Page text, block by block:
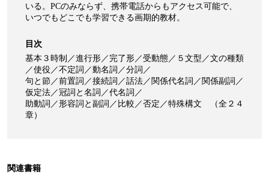
いる。 PCのみならず、携帯電話からもアクセス可能で、
いつでもどこでも学習できる画期的教材。
目次
基本３時制／進行形／完了形／受動態／５文型／文の種類
／使役／不定詞／動名詞／分詞／
句と節／前置詞／接続詞／話法／関係代名詞／関係副詞／
仮定法／冠詞と名詞／代名詞／
助動詞／形容詞と副詞／比較／否定／特殊構文 （全２４
章）
関連書籍